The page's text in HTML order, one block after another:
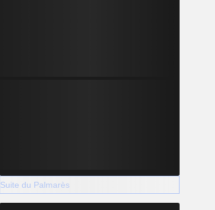
Suite du Palmarès